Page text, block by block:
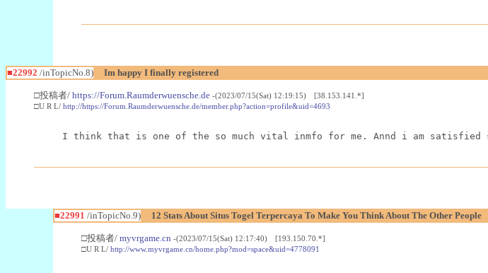
■22992 /inTopicNo.8) Im happy I finally registered
□投稿者/ https://Forum.Raumderwuensche.de -(2023/07/15(Sat) 12:19:15) [38.153.141.*]
□U R L/ http://https://Forum.Raumderwuensche.de/member.php?action=profile&uid=4693
I think that is one of the so much vital inmfo for me. Annd i am
■22991 /inTopicNo.9) 12 Stats About Situs Togel Terpercaya To Make You Think About The Other People
□投稿者/ myvrgame.cn -(2023/07/15(Sat) 12:17:40) [193.150.70.*]
□U R L/ http://www.myvrgame.cn/home.php?mod=space&uid=4778091